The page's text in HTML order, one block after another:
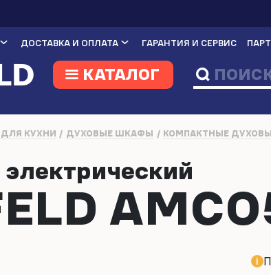
ДОСТАВКА И ОПЛАТА ГАРАНТИЯ И СЕРВИС
КАТАЛОГ
КУХНИ ДУХОВЫЕ ШКАФЫ КОМПАКТНЫЕ